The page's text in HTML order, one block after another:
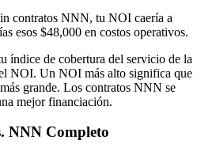
contratos NNN, tu NOI caería a
esos $48,000 en costos operativos.
índice de cobertura del servicio de la
NOI. Un NOI más alto significa que
grande. Los contratos NNN se
mejor financiación.
NNN Completo